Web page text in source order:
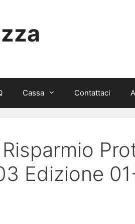
Cassa Contattaci
Edizione